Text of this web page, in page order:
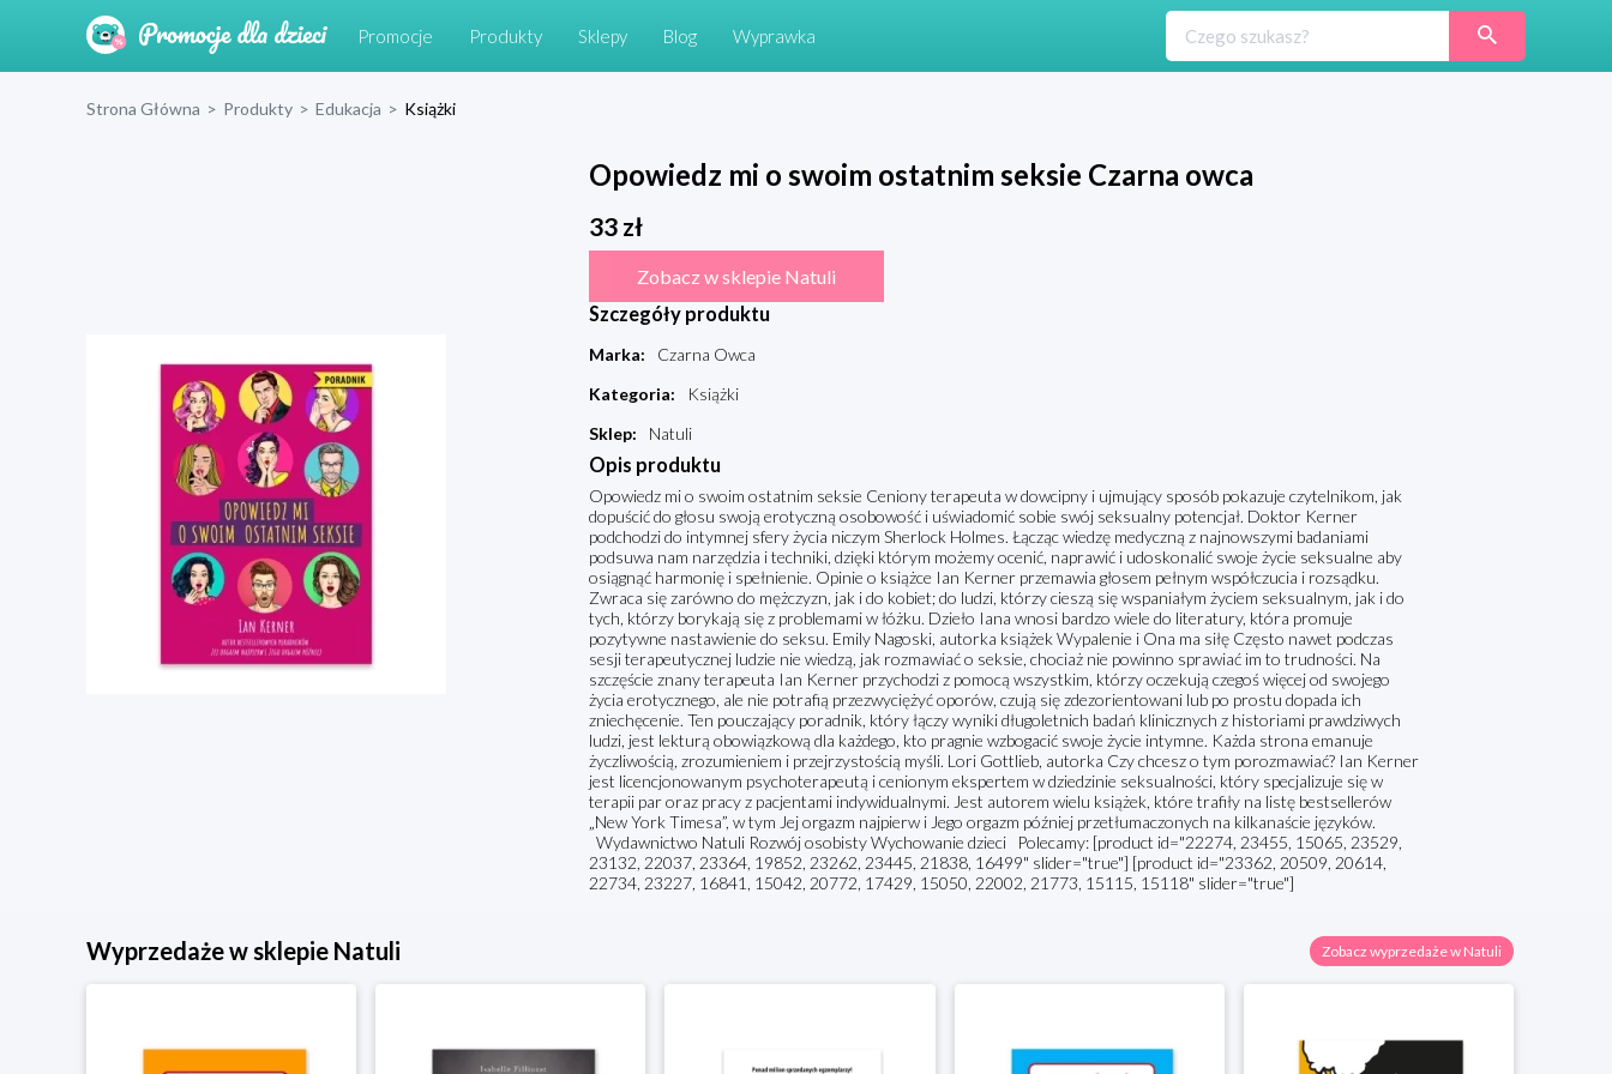
Promocje Produkty Sklepy Blog Wyprawka
Strona Główna > Produkty > Edukacja > Książki
Opowiedz mi o swoim ostatnim seksie Czarna owca
33zł
Zobacz w sklepie Natuli
Szczegóły produktu
Marka:
Czarna Owca
Kategoria:
Książki
Sklep: Natuli
Opis produktu
Opowiedz mi o swoim ostatnim seksie Ceniony terapeuta w dowcipny i ujmujący sposób pokazuje czytelnikom, jak
dopuścić do głosu swoją erotyczną osobowość i uświadomić sobie swój seksualny potencjał. Doktor Kerner
podchodzi do intymnej sfery życia niczym Sherlock Holmes. Łącząc wiedzę medyczną z najnowszymi badaniami
podsuwa nam narzędzia i techniki, dzięki którym możemy ocenić, naprawić i udoskonalić swoje życie seksualne aby
osiągnąć harmonię i spełnienie. Opinie o książce Ian Kerner przemawia głosem pełnym współczucia i rozsądku.
Zwraca się zarówno do mężczyzn, jak i do kobiet; do ludzi, którzy cieszą się wspaniałym życiem seksualnym, jak i do
tych, którzy borykają się z problemami w łóżku. Dzieło Iana wnosi bardzo wiele do literatury, która promuje
pozytywne nastawienie do seksu. Emily Nagoski, autorka książek Wypalenie i Ona ma siłę Często nawet podczas
sesji terapeutycznej ludzie nie wiedzą, jak rozmawiać o seksie, chociaż nie powinno sprawiać im to trudności. Na
szczęście znany terapeuta Ian Kerner przychodzi z pomocą wszystkim, którzy oczekują czegoś więcej od swojego
życia erotycznego, ale nie potrafią przezwyciężyć oporów, czują się zdezorientowani lub po prostu dopada ich
zniechęcenie. Ten pouczający poradnik, który łączy wyniki długoletnich badań klinicznych z historiami prawdziwych
ludzi, jest lekturą obowiązkową dla każdego, kto pragnie wzbogacić swoje życie intymne. Każda strona emanuje
życzliwością, zrozumieniem i przejrzystością myśli. Lori Gottlieb, autorka Czy chcesz o tym porozmawiać? Ian Kerner
jest licencjonowanym psychoterapeutą i cenionym ekspertem w dziedzinie seksualności, który specjalizuje się w
terapii par oraz pracy z pacjentami indywidualnymi. Jest autorem wielu książek, które trafiły na listę bestsellerów
„New York Timesa”, w tym Jej orgazm najpierw i Jego orgazm później przetłumaczonych na kilkanaście języków.
Wydawnictwo Natuli Rozwój osobisty Wychowanie dzieci Polecamy: [product id="22274, 23455, 15065, 23529,
23132, 22037, 23364, 19852, 23262, 23445, 21838, 16499" slider="true"] [product id="23362, 20509, 20614,
22734, 23227, 16841, 15042, 20772, 17429, 15050, 22002, 21773, 15115, 15118" slider="true"]
Wyprzedaże w sklepie Natuli Zobacz wyprzedaże w Natuli